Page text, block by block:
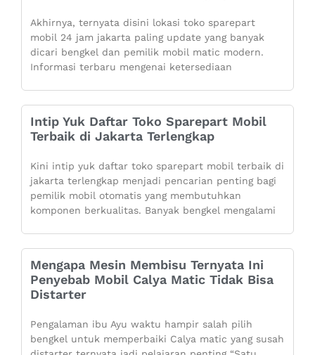
Akhirnya, ternyata disini lokasi toko sparepart
mobil 24 jam jakarta paling update yang banyak
dicari bengkel dan pemilik mobil matic modern.
Informasi terbaru mengenai ketersediaan
Intip Yuk Daftar Toko Sparepart Mobil
Terbaik di Jakarta Terlengkap
Kini intip yuk daftar toko sparepart mobil terbaik di
jakarta terlengkap menjadi pencarian penting bagi
pemilik mobil otomatis yang membutuhkan
komponen berkualitas. Banyak bengkel mengalami
Mengapa Mesin Membisu Ternyata Ini
Penyebab Mobil Calya Matic Tidak Bisa
Distarter
Pengalaman ibu Ayu waktu hampir salah pilih
bengkel untuk memperbaiki Calya matic yang susah